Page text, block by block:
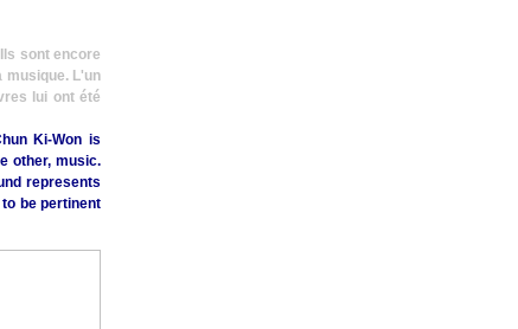
sont encore
musique. L'un
lui ont été
Ki-Won is
other, music.
represents
be pertinent